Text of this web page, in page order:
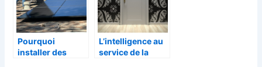
prendre ?
Pourquoi
installer des
L’intelligence au
service de la